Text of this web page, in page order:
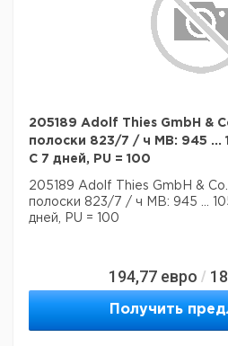
205189 Adolf Thies GmbH &
полоски 823/7 / ч MB: 945 ...
C 7 дней, PU = 100
205189 Adolf Thies GmbH &
полоски 823/7 / ч MB: 945 ...
дней, PU = 100
194,77 евро /
Получить